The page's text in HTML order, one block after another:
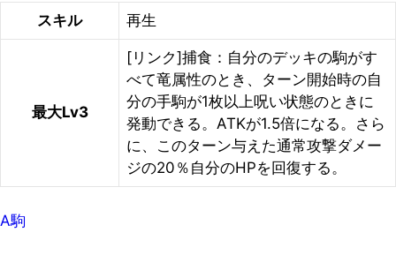
スキル 再生
最大Lv3
[リンク]捕食：自分のデッキの駒がす
べて竜属性のとき、ターン開始時の自
分の手駒が1枚以上呪い状態のときに
発動できる。ATKが1.5倍になる。さら
に、このターン与えた通常攻撃ダメー
ジの20％自分のHPを回復する。
A駒